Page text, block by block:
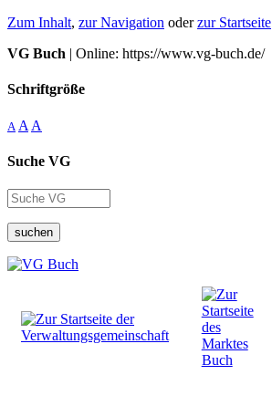
Zum Inhalt, zur Navigation oderzur Startseite
VG Buch | Online: https://www.vg-buch.de/
Schriftgröße
A A A
Suche VG
suchen